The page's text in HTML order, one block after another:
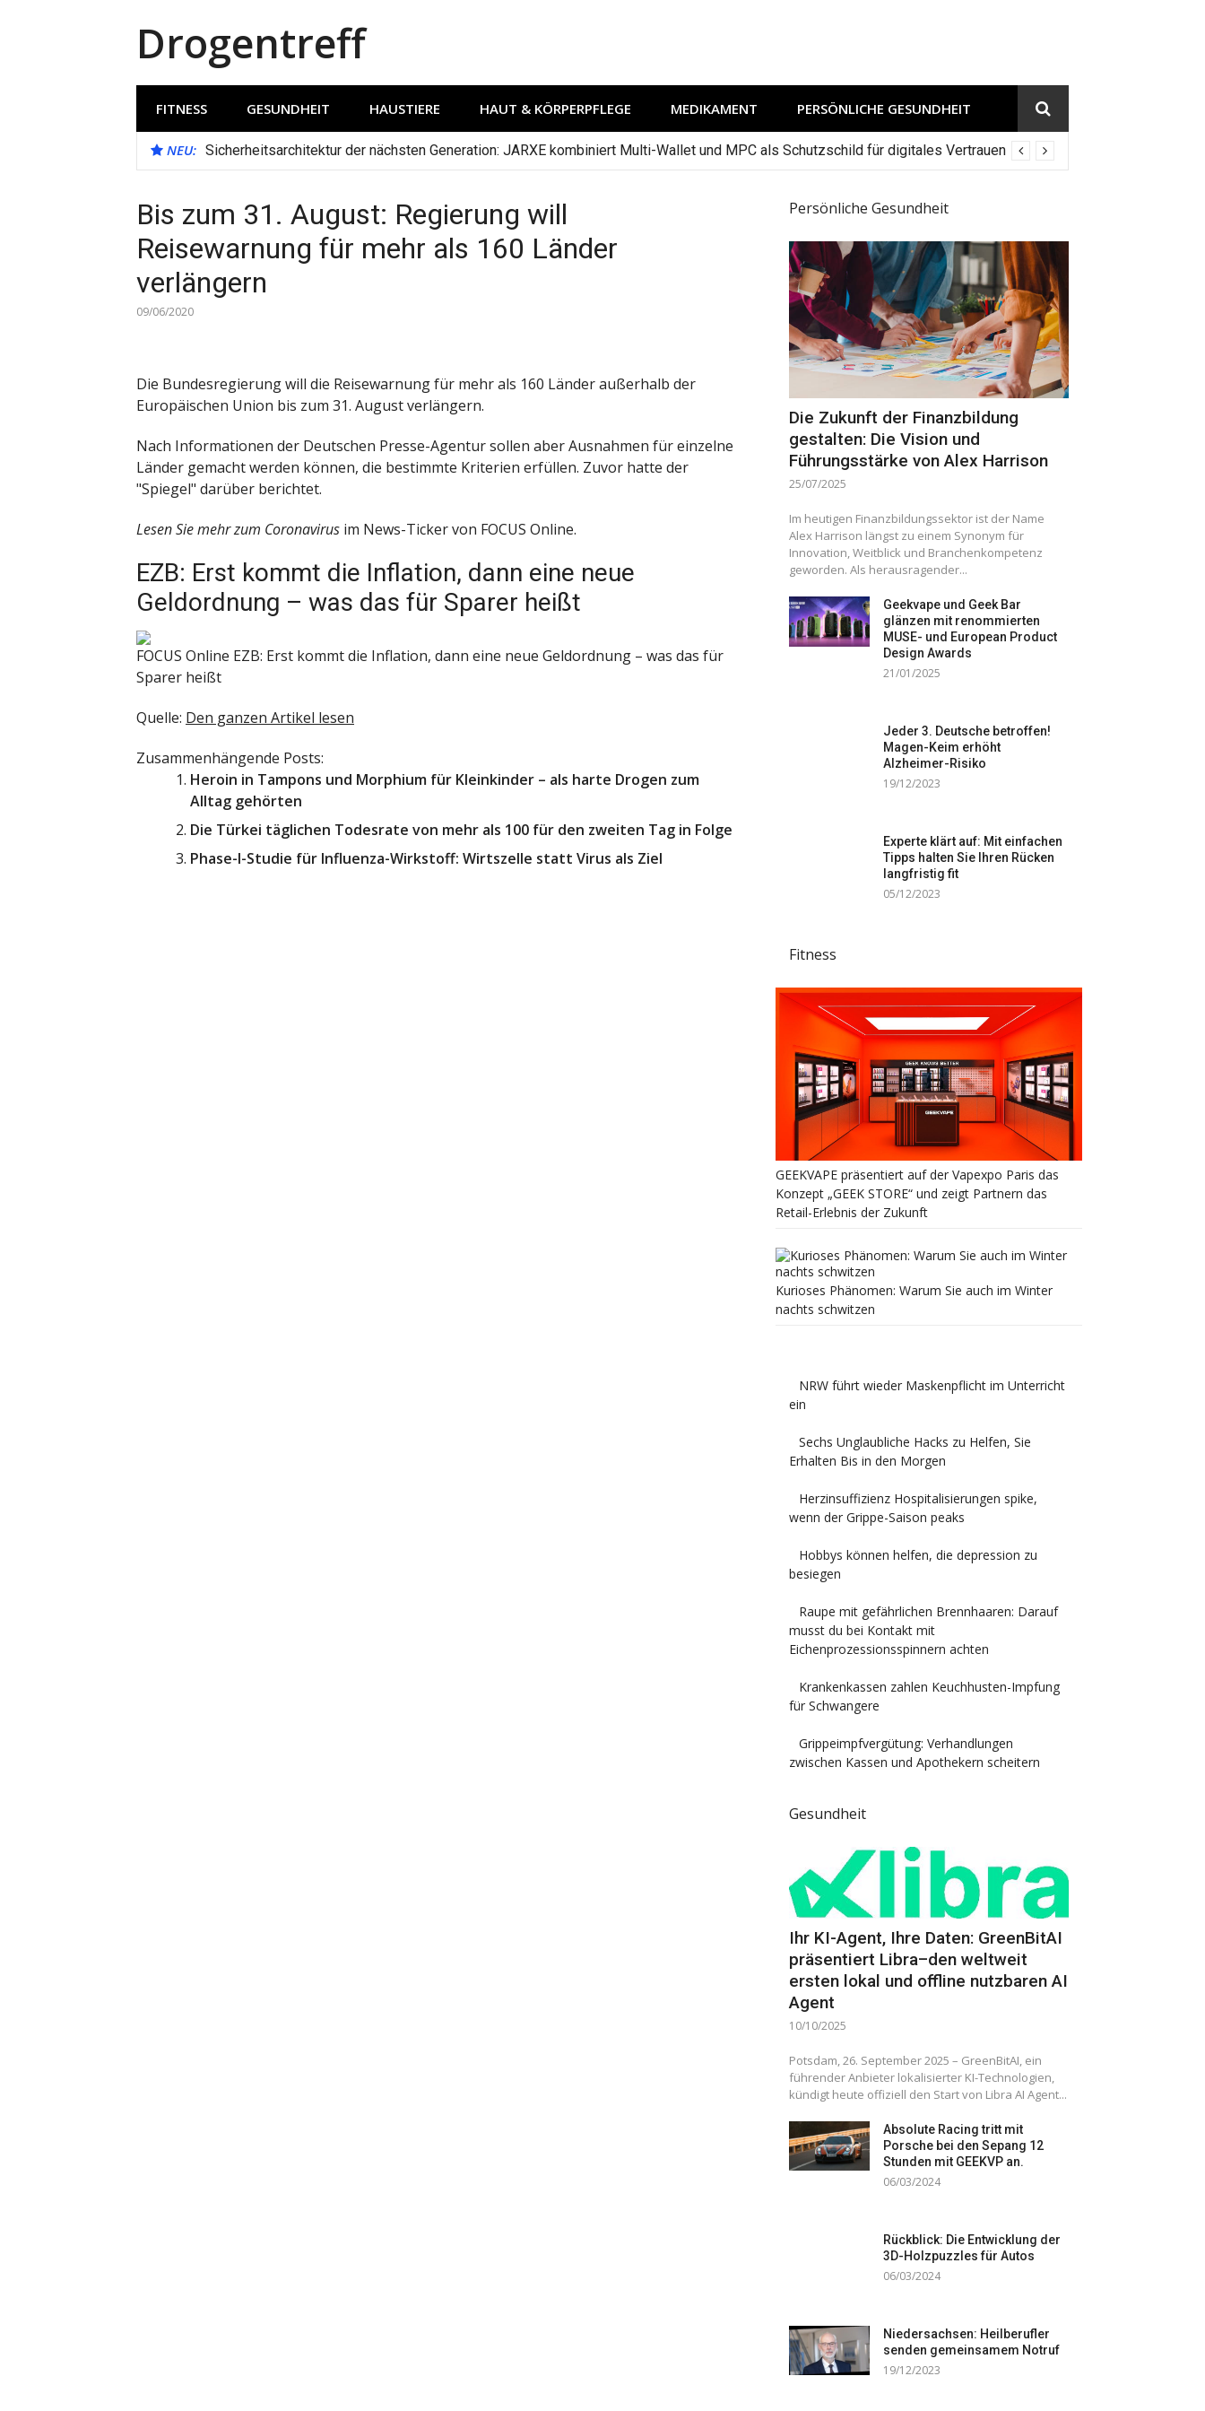
Drogentreff
FITNESS GESUNDHEIT HAUSTIERE HAUT & KÖRPERPFLEGE MEDIKAMENT PERSÖNLICHE GESUNDHEIT
NEU: Sicherheitsarchitektur der nächsten Generation: JARXE kombiniert Multi-Wallet und MPC als Schutzschild für digitales Vertrauen
Bis zum 31. August: Regierung will
Reisewarnung für mehr als 160 Länder
verlängern
09/06/2020
Die Bundesregierung will die Reisewarnung für mehr als 160 Länder außerhalb der
Europäischen Union bis zum 31. August verlängern.
Nach Informationen der Deutschen Presse-Agentur sollen aber Ausnahmen für einzelne
Länder gemacht werden können, die bestimmte Kriterien erfüllen. Zuvor hatte der
"Spiegel" darüber berichtet.
Lesen Sie mehr zum Coronavirus im News-Ticker von FOCUS Online.
EZB: Erst kommt die Inflation, dann eine neue
Geldordnung – was das für Sparer heißt
FOCUS Online EZB: Erst kommt die Inflation, dann eine neue Geldordnung – was das für
Sparer heißt
Quelle: Den ganzen Artikel lesen
Zusammenhängende Posts:
Heroin in Tampons und Morphium für Kleinkinder – als harte Drogen zum
Alltag gehörten
Die Türkei täglichen Todesrate von mehr als 100 für den zweiten Tag in Folge
Phase-I-Studie für Influenza-Wirkstoff: Wirtszelle statt Virus als Ziel
Persönliche Gesundheit
Die Zukunft der Finanzbildung
gestalten: Die Vision und
Führungsstärke von Alex Harrison
25/07/2025
Im heutigen Finanzbildungssektor ist der Name
Alex Harrison längst zu einem Synonym für
Innovation, Weitblick und Branchenkompetenz
geworden. Als herausragender...
Geekvape und Geek Bar
glänzen mit renommierten
MUSE- und European Product
Design Awards
21/01/2025
Jeder 3. Deutsche betroffen!
Magen-Keim erhöht
Alzheimer-Risiko
19/12/2023
Experte klärt auf: Mit einfachen
Tipps halten Sie Ihren Rücken
langfristig fit
05/12/2023
Fitness
GEEKVAPE präsentiert auf der Vapexpo Paris das
Konzept „GEEK STORE“ und zeigt Partnern das
Retail-Erlebnis der Zukunft
Kurioses Phänomen: Warum Sie auch im Winter
nachts schwitzen
NRW führt wieder Maskenpflicht im Unterricht
ein
Sechs Unglaubliche Hacks zu Helfen, Sie
Erhalten Bis in den Morgen
Herzinsuffizienz Hospitalisierungen spike,
wenn der Grippe-Saison peaks
Hobbys können helfen, die depression zu
besiegen
Raupe mit gefährlichen Brennhaaren: Darauf
musst du bei Kontakt mit
Eichenprozessionsspinnern achten
Krankenkassen zahlen Keuchhusten-Impfung
für Schwangere
Grippeimpfvergütung: Verhandlungen
zwischen Kassen und Apothekern scheitern
Gesundheit
Ihr KI-Agent, Ihre Daten: GreenBitAI
präsentiert Libra–den weltweit
ersten lokal und offline nutzbaren AI
Agent
10/10/2025
Potsdam, 26. September 2025 – GreenBitAI, ein
führender Anbieter lokalisierter KI-Technologien,
kündigt heute offiziell den Start von Libra AI Agent...
Absolute Racing tritt mit
Porsche bei den Sepang 12
Stunden mit GEEKVP an.
06/03/2024
Rückblick: Die Entwicklung der
3D-Holzpuzzles für Autos
06/03/2024
Niedersachsen: Heilberufler
senden gemeinsamem Notruf
19/12/2023